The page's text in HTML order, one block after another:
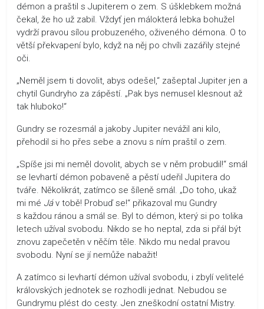
démon a praštil s Jupiterem o zem. S úšklebkem možná
čekal, že ho už zabil. Vždyť jen málokterá lebka bohužel
vydrží pravou sílou probuzeného, oživeného démona. O to
větší překvapení bylo, když na něj po chvíli zazářily stejné
oči.
„Neměl jsem ti dovolit, abys odešel,“ zašeptal Jupiter jen a
chytil Gundryho za zápěstí. „Pak bys nemusel klesnout až
tak hluboko!“
Gundry se rozesmál a jakoby Jupiter nevážil ani kilo,
přehodil si ho přes sebe a znovu s ním praštil o zem.
„Spíše jsi mi neměl dovolit, abych se v něm probudil!“ smál
se levhartí démon pobaveně a pěstí udeřil Jupitera do
tváře. Několikrát, zatímco se šíleně smál. „Do toho, ukaž
mi mé Jáv tobě! Probuď se!“ přikazoval mu Gundry
s každou ránou a smál se. Byl to démon, který si po tolika
letech užíval svobodu. Nikdo se ho neptal, zda si přál být
znovu zapečetěn v něčím těle. Nikdo mu nedal pravou
svobodu. Nyní se jí nemůže nabažit!
A zatímco si levhartí démon užíval svobodu, i zbylí velitelé
královských jednotek se rozhodli jednat. Nebudou se
Gundrymu plést do cesty. Jen zneškodní ostatní Mistry.